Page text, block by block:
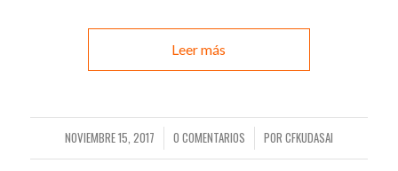
Leer más
NOVIEMBRE 15, 2017
/ 0 COMENTARIOS
/ POR CFKUDASAI